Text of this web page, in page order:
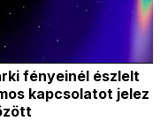
fényeinél észlelt
kapcsolatot jelez